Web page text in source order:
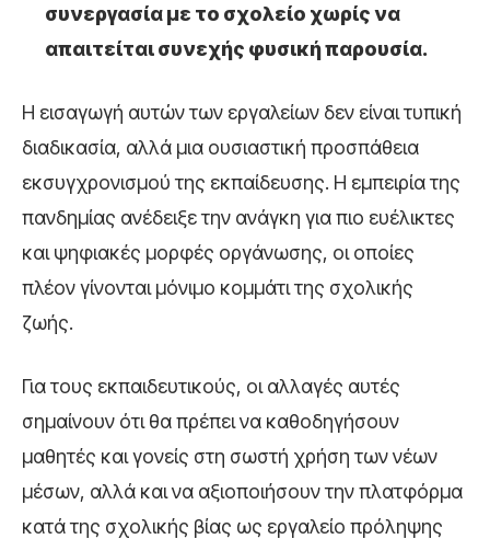
συνεργασία με το σχολείο χωρίς να
απαιτείται συνεχής φυσική παρουσία.
Η εισαγωγή αυτών των εργαλείων δεν είναι τυπική
διαδικασία, αλλά μια ουσιαστική προσπάθεια
εκσυγχρονισμού της εκπαίδευσης. Η εμπειρία της
πανδημίας ανέδειξε την ανάγκη για πιο ευέλικτες
και ψηφιακές μορφές οργάνωσης, οι οποίες
πλέον γίνονται μόνιμο κομμάτι της σχολικής
ζωής.
Για τους εκπαιδευτικούς, οι αλλαγές αυτές
σημαίνουν ότι θα πρέπει να καθοδηγήσουν
μαθητές και γονείς στη σωστή χρήση των νέων
μέσων, αλλά και να αξιοποιήσουν την πλατφόρμα
κατά της σχολικής βίας ως εργαλείο πρόληψης